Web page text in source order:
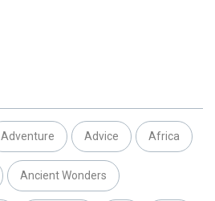
Adventure Advice Africa
Ancient Wonders